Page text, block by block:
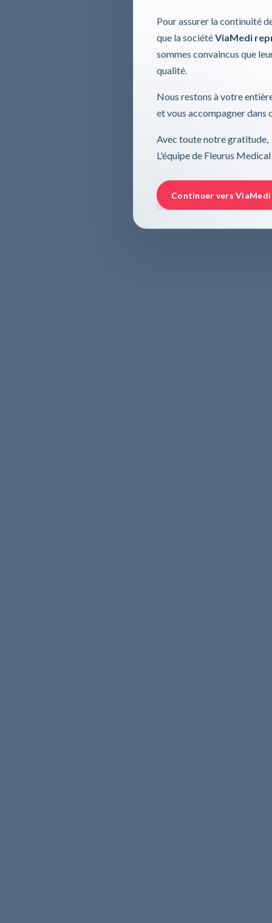
Pour assurer la continuité
que la sociétéViaMedi
sommes convaincus que
qualité.
Nous restons à votre
et vous accompagner dans
Avec toute notre gratitude,
L'équipe de Fleurus Medical
Continuer vers ViaMedi